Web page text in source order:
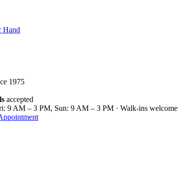
Hand
1975
accepted
9 AM – 3 PM, Sun: 9 AM – 3 PM · Walk-ins welcome